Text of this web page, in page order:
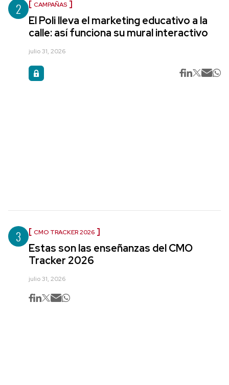
2 CAMPAÑAS
El Poli lleva el marketing educativo a la
calle: así funciona su mural interactivo
julio 31, 2026
3 CMO TRACKER 2026
Estas son las enseñanzas del CMO
Tracker 2026
julio 31, 2026